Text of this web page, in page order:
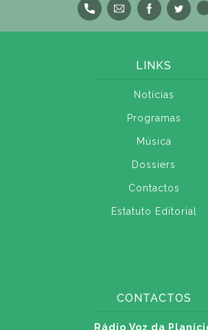
LINKS
Notícias
Programas
Música
Dossiers
Contactos
Estatuto Editorial
CONTACTOS
Rádio Voz da